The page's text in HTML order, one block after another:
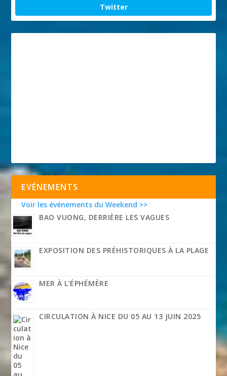
Twitter
EVÉNEMENTS
Voir les événements du Weekend >>
BAO VUONG, DERRIÈRE LES VAGUES
EXPOSITION DES PRÉHISTORIQUES À LA PLAGE
MER À L’ÉPHÉMÈRE
CIRCULATION À NICE DU 05 AU 13 JUIN 2025